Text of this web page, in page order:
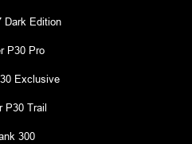
Dark Edition
P30 Pro
Exclusive
P30 Trail
300